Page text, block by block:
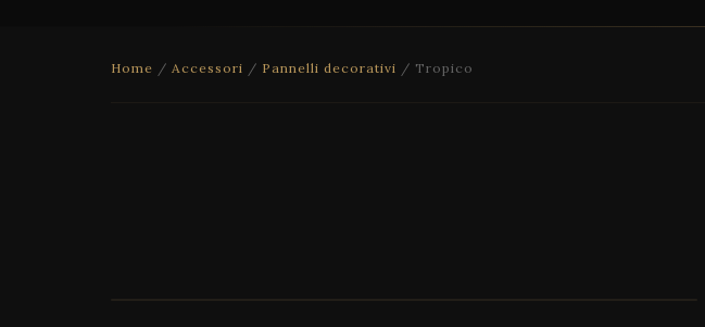
Home / Accessori / Pannelli decorativi / Tropico